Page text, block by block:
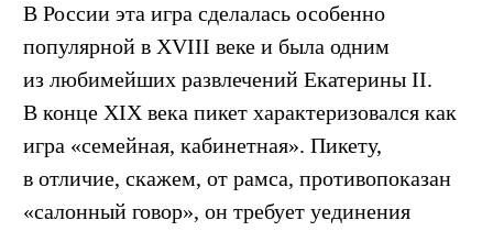
В России эта игра сделалась особенно
популярной в XVIII веке и была одним
из любимейших развлечений Екатерины II.
В конце XIX века пикет характеризовался как
игра «семейная, кабинетная». Пикету,
в отличие, скажем, от рамса, противопоказан
«салонный говор», он требует уединения